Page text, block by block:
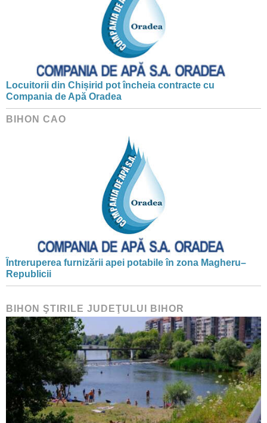
Locuitorii din Chișirid pot încheia contracte cu
Compania de Apă Oradea
BIHON CAO
Întreruperea furnizării apei potabile în zona Magheru–
Republicii
BIHON ŞTIRILE JUDEŢULUI BIHOR